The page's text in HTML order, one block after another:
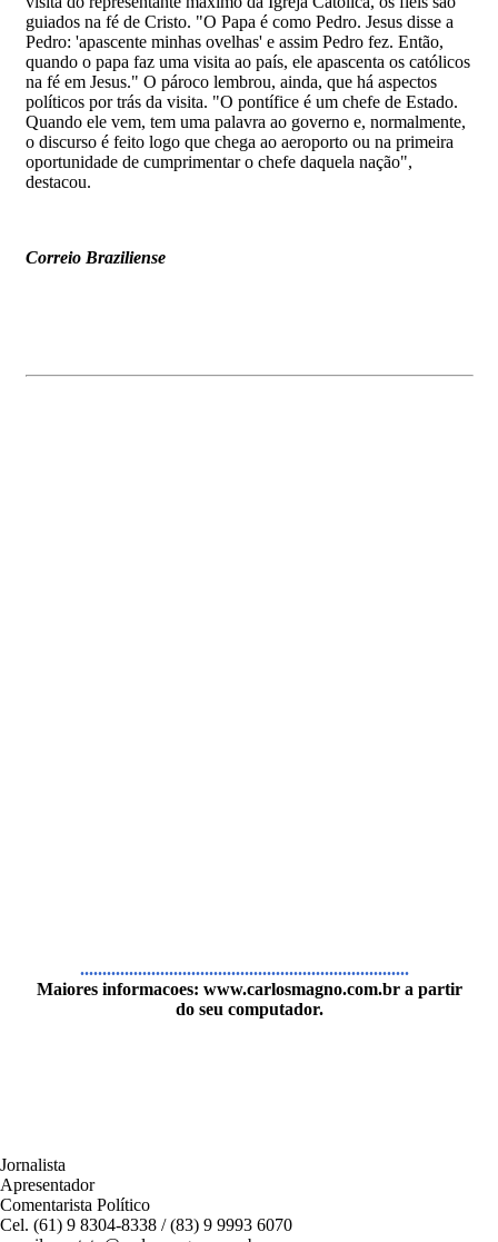
guiados na fé de Cristo. "O Papa é como Pedro. Jesus disse a
Pedro: 'apascente minhas ovelhas' e assim Pedro fez. Então,
quando o papa faz uma visita ao país, ele apascenta os católicos
na fé em Jesus." O pároco lembrou, ainda, que há aspectos
políticos por trás da visita. "O pontífice é um chefe de Estado.
Quando ele vem, tem uma palavra ao governo e, normalmente,
o discurso é feito logo que chega ao aeroporto ou na primeira
oportunidade de cumprimentar o chefe daquela nação",
destacou.
Correio Braziliense
..........................................................................
Maiores informacoes: www.carlosmagno.com.bra partir
do seu computador.
Jornalista
Apresentador
Comentarista Político
Cel. (61) 9 8304-8338 / (83) 9 9993 6070